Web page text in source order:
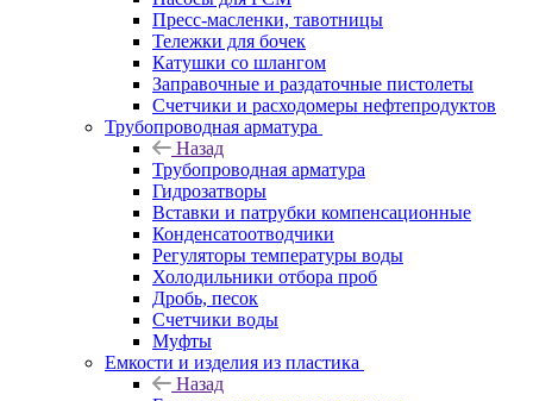
Пресс-масленки, тавотницы
Тележки для бочек
Катушки со шлангом
Заправочные и раздаточные пистолеты
Счетчики и расходомеры нефтепродуктов
Трубопроводная арматура
Назад
Трубопроводная арматура
Гидрозатворы
Вставки и патрубки компенсационные
Конденсатоотводчики
Регуляторы температуры воды
Холодильники отбора проб
Дробь, песок
Счетчики воды
Муфты
Емкости и изделия из пластика
Назад